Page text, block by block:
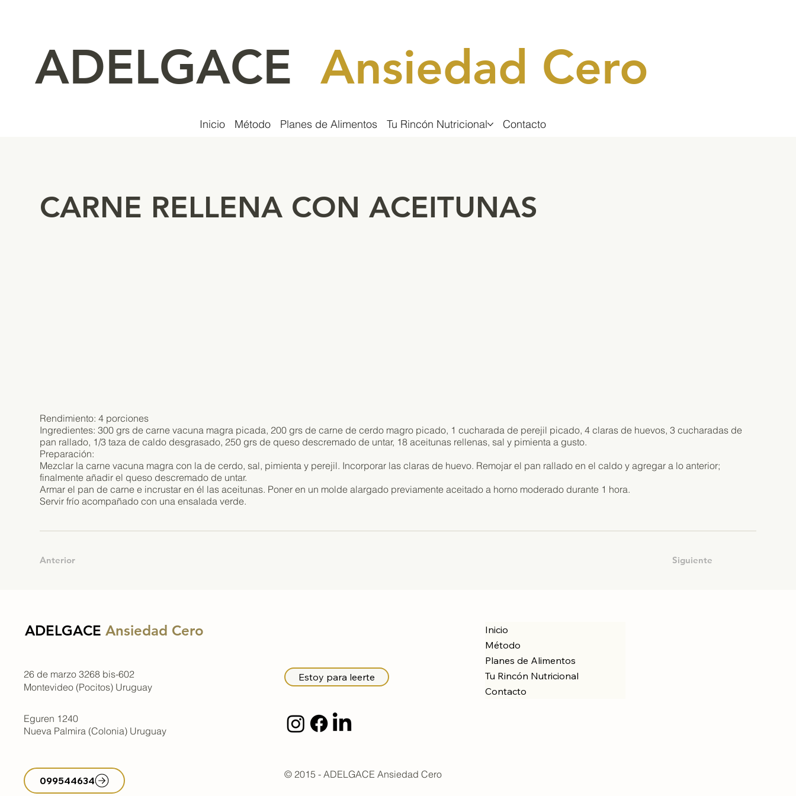
ADELGACE Ansiedad Cero
Inicio Método Planes de Alimentos Tu Rincón Nutricional Contacto
CARNE RELLENA CON ACEITUNAS
Rendimiento: 4 porciones
Ingredientes: 300 grs de carne vacuna magra picada, 200 grs de carne de cerdo magro picado, 1 cucharada de perejil picado, 4 claras de huevos, 3 cucharadas de
pan rallado, 1/3 taza de caldo desgrasado, 250 grs de queso descremado de untar, 18 aceitunas rellenas, sal y pimienta a gusto.
Preparación:
Mezclar la carne vacuna magra con la de cerdo, sal, pimienta y perejil. Incorporar las claras de huevo. Remojar el pan rallado en el caldo y agregar a lo anterior;
finalmente añadir el queso descremado de untar.
Armar el pan de carne e incrustar en él las aceitunas. Poner en un molde alargado previamente aceitado a horno moderado durante 1 hora.
Servir frío acompañado con una ensalada verde.
Anterior Siguiente
099544634
ADELGACEAnsiedad Cero
26 de marzo 3268 bis-602
Montevideo (Pocitos) Uruguay
Eguren 1240
Nueva Palmira (Colonia) Uruguay
Estoy para leerte
© 2015 - ADELGACE Ansiedad Cero
Inicio
Método
Planes de Alimentos
Tu Rincón Nutricional
Contacto